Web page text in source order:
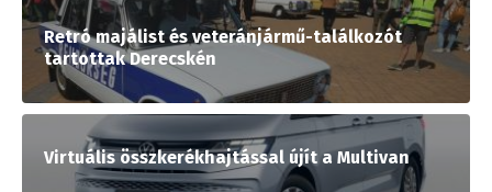
Retró majálist és veteránjármű-találkozót
tartottak Derecskén
Virtuális összkerékhajtással újít a Multivan